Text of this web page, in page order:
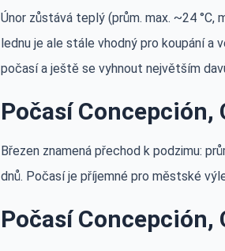
Únor zůstává teplý (prům. max. ~24 °C,
lednu je ale stále vhodný pro koupání
počasí a ještě se vyhnout největším
Počasí Concepción,
Březen znamená přechod k podzimu:
dnů. Počasí je příjemné pro městské
Počasí Concepción,